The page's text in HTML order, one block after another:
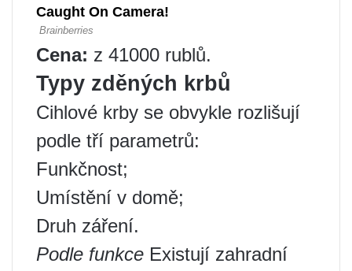
Cena: z 41000 rublů.
Typy zděných krbů
Cihlové krby se obvykle rozlišují
podle tří parametrů:
Funkčnost;
Umístění v domě;
Druh záření.
Podle funkce Existují zahradní